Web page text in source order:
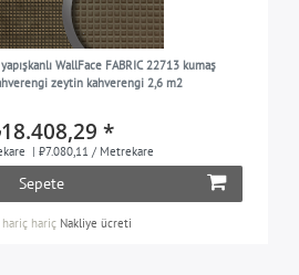
WallFace FABRIC 22713 kumaş
zeytin kahverengi 2,6 m2
*
| ₺7.080,11 / Metrekare
Sepete
hariç hariç Nakliye ücreti